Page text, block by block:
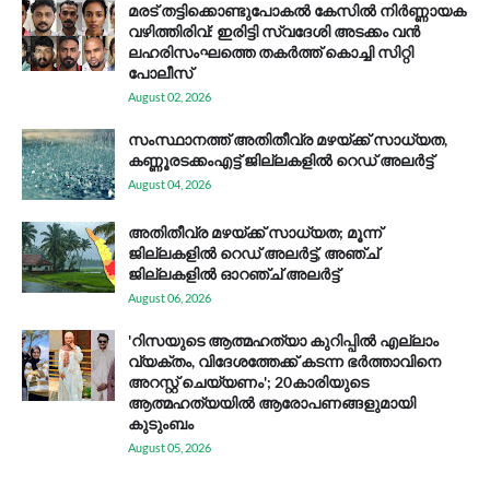
മരട് തട്ടിക്കൊണ്ടുപോകൽ കേസിൽ നിർണ്ണായക
വഴിത്തിരിവ്: ഇരിട്ടി സ്വദേശി അടക്കം വൻ
ലഹരിസംഘത്തെ തകർത്ത് കൊച്ചി സിറ്റി
പോലീസ്
August 02, 2026
സം​സ്ഥാ​ന​ത്ത് അ​തി​തീ​വ്ര മ​ഴ​യ്ക്ക് സാ​ധ്യ​ത,
കണ്ണൂരടക്കംഎ​ട്ട് ജി​ല്ല​ക​ളി​ൽ റെ​ഡ് അ​ലർ​ട്ട്
August 04, 2026
അതിതീവ്ര മഴയ്ക്ക് സാധ്യത; മൂന്ന്
ജില്ലകളിൽ റെഡ് അലർട്ട്, അഞ്ച്
ജില്ലകളിൽ ഓറഞ്ച് അലർട്ട്
August 06, 2026
'റിസയുടെ ആത്മഹത്യാ കുറിപ്പിൽ എല്ലാം
വ്യക്തം, വിദേശത്തേക്ക് കടന്ന ഭർത്താവിനെ
അറസ്റ്റ് ചെയ്യണം'; 20കാരിയുടെ
ആത്മഹത്യയിൽ ആരോപണങ്ങളുമായി
കുടുംബം
August 05, 2026